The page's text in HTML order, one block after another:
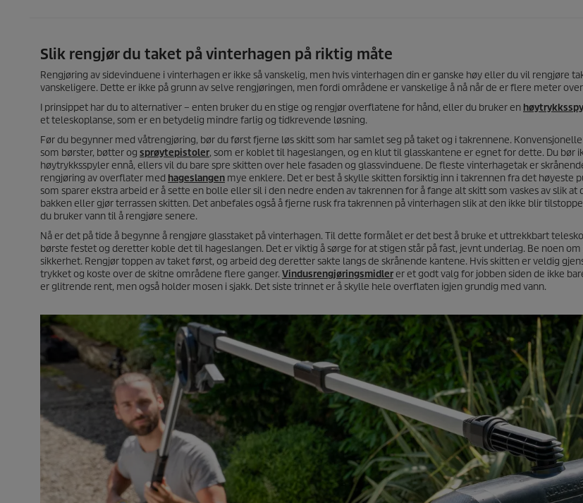
Slik rengjør du taket på vinterhagen på riktig måte
Rengjøring av sidevinduene i vinterhagen er ikke så vanskelig, men hvis vinterhagen din er ganske høy eller du vil rengjøre
vanskeligere. Dette er ikke på grunn av selve rengjøringen, men fordi områdene er vanskelige å nå når de er flere meter
I prinsippet har du to alternativer – enten bruker du en stige og rengjør overflatene for hånd, eller du bruker en
et teleskoplanse, som er en betydelig mindre farlig og tidkrevende løsning.
Før du begynner med våtrengjøring, bør du først fjerne løs skitt som har samlet seg på taket og i takrennene.
som børster, bøtter og sprøytepistoler, som er koblet til hageslangen, og en klut til glasskantene er egnet for dette. Du bør
høytrykksspyler ennå, ellers vil du bare spre skitten over hele fasaden og glassvinduene. De fleste vinterhagetak er
rengjøring av overflater med hageslangen mye enklere. Det er best å skylle skitten forsiktig inn i takrennen fra det høyeste
som sparer ekstra arbeid er å sette en bolle eller sil i den nedre enden av takrennen for å fange alt skitt som vaskes av slik at
bakken eller gjør terrassen skitten. Det anbefales også å fjerne rusk fra takrennen på vinterhagen slik at den ikke blir
du bruker vann til å rengjøre senere.
Nå er det på tide å begynne å rengjøre glasstaket på vinterhagen. Til dette formålet er det best å bruke et uttrekkbart
børste festet og deretter koble det til hageslangen. Det er viktig å sørge for at stigen står på fast, jevnt underlag. Be noen
sikkerhet. Rengjør toppen av taket først, og arbeid deg deretter sakte langs de skrånende kantene. Hvis skitten er veldig
trykket og koste over de skitne områdene flere ganger.Vindusrengjøringsmidlerer et godt valg for jobben siden de ikke
er glitrende rent, men også holder mosen i sjakk. Det siste trinnet er å skylle hele overflaten igjen grundig med vann.